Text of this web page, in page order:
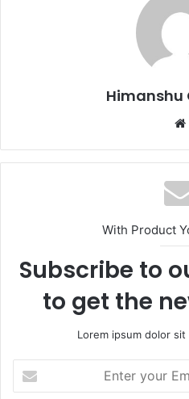
Himanshu
With Product
Subscribe to
to get the
Lorem ipsum dolor